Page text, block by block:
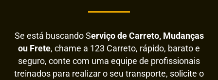
Se está buscando Serviço de Carreto, Mudanças
ou Frete, chame a 123 Carreto, rápido, barato e
seguro, conte com uma equipe de profissionais
treinados para realizar o seu transporte, solicite o